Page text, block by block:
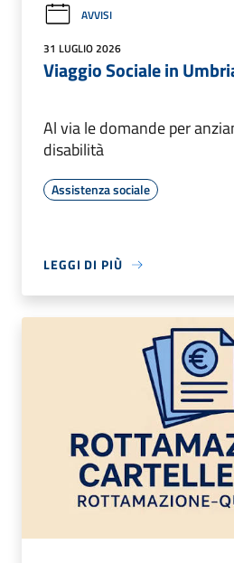
AVVISI
31 LUGLIO 2026
Viaggio Sociale in
Al via le domande per
disabilità
Assistenza sociale
LEGGI DI PIÙ